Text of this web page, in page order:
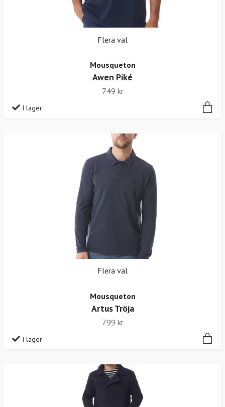
Flera val
Mousqueton
Awen Piké
749 kr
I lager
Flera val
Mousqueton
Artus Tröja
799 kr
I lager